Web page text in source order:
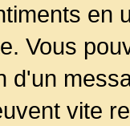
en
Vous
d'un
vite